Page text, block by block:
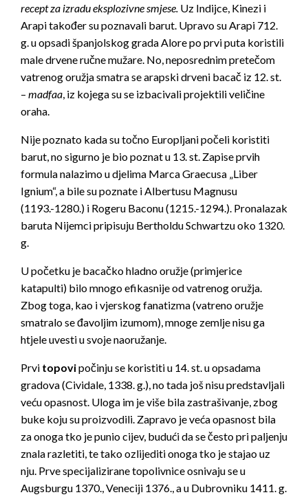
recept za izradu eksplozivne smjese. Uz Indijce, Kinezi i
Arapi također su poznavali barut. Upravo su Arapi 712.
g. u opsadi španjolskog grada Alore po prvi puta koristili
male drvene ručne mužare. No, neposrednim pretečom
vatrenog oružja smatra se arapski drveni bacač iz 12. st.
– madfaa , iz kojega su se izbacivali projektili veličine
oraha.
Nije poznato kada su točno Europljani počeli koristiti
barut, no sigurno je bio poznat u 13. st. Zapise prvih
formula nalazimo u djelima Marca Graecusa „Liber
Ignium“, a bile su poznate i Albertusu Magnusu
(1193.-1280.) i Rogeru Baconu (1215.-1294.). Pronalazak
baruta Nijemci pripisuju Bertholdu Schwartzu oko 1320.
g.
U početku je bacačko hladno oružje (primjerice
katapulti) bilo mnogo efikasnije od vatrenog oružja.
Zbog toga, kao i vjerskog fanatizma (vatreno oružje
smatralo se đavoljim izumom), mnoge zemlje nisu ga
htjele uvesti u svoje naoružanje.
Prvi topovipočinju se koristiti u 14. st. u opsadama
gradova (Cividale, 1338. g.), no tada još nisu predstavljali
veću opasnost. Uloga im je više bila zastrašivanje, zbog
buke koju su proizvodili. Zapravo je veća opasnost bila
za onoga tko je punio cijev, budući da se često pri paljenju
znala razletiti, te tako ozlijediti onoga tko je stajao uz
nju. Prve specijalizirane topolivnice osnivaju se u
Augsburgu 1370., Veneciji 1376., a u Dubrovniku 1411. g.